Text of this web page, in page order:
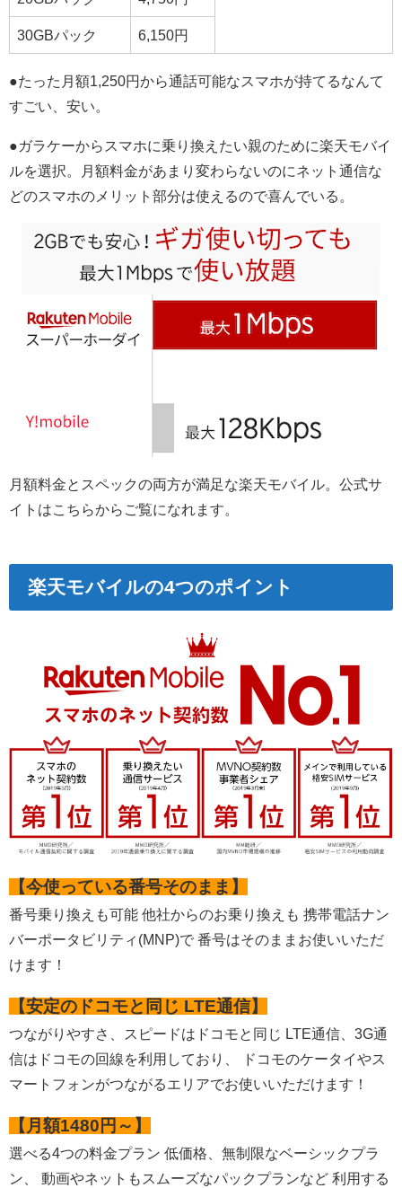
30GBパック 6,150円
●たった月額1,250円から通話可能なスマホが持てるなんて
すごい、安い。
●ガラケーからスマホに乗り換えたい親のために楽天モバイ
ルを選択。月額料金があまり変わらないのにネット通信な
どのスマホのメリット部分は使えるので喜んでいる。
月額料金とスペックの両方が満足な楽天モバイル。公式サ
イトはこちらからご覧になれます。
楽天モバイルの4つのポイント
【今使っている番号そのまま】
番号乗り換えも可能 他社からのお乗り換えも 携帯電話ナン
バーポータビリティ(MNP)で 番号はそのままお使いいただ
けます！
【安定のドコモと同じ LTE通信】
つながりやすさ、スピードはドコモと同じ LTE通信、3G通
信はドコモの回線を利用しており、 ドコモのケータイやス
マートフォンがつながるエリアでお使いいただけます！
【月額1480円～】
選べる4つの料金プラン 低価格、無制限なベーシックプラ
ン、 動画やネットもスムーズなパックプランなど 利用する